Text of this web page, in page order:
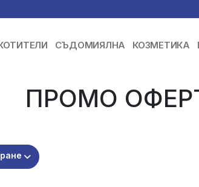
СЪДОМИЯЛНА КОЗМЕТИКА
ПРОМО